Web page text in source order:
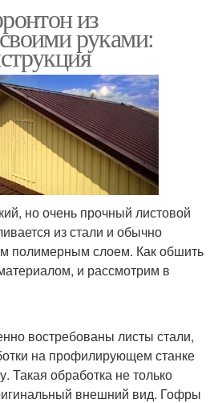
из
руками:
но очень прочный листовой
из стали и обычно
полимерным слоем. Как обшить
и рассмотрим в
востребованы листы стали,
на профилирующем станке
обработка не только
внешний вид. Гофры